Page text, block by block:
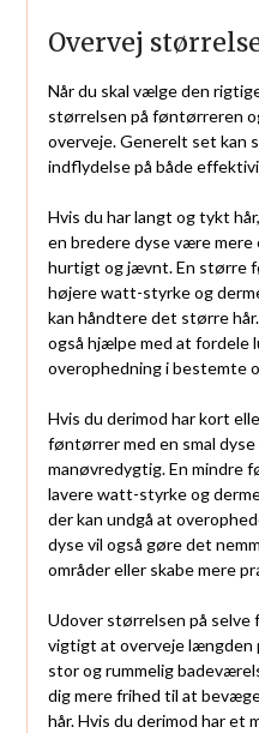
Overvej
Når du skal vælge den
størrelsen på føntørreren
overveje. Generelt set kan
indflydelse på både
Hvis du har langt og tykt
en bredere dyse være
hurtigt og jævnt. En større
højere watt-styrke og
kan håndtere det større
også hjælpe med at fordele
overophedning i bestemte
Hvis du derimod har kort
føntørrer med en smal
manøvredygtig. En mindre
lavere watt-styrke og
der kan undgå at
dyse vil også gøre det
områder eller skabe mere
Udover størrelsen på
vigtigt at overveje længden
stor og rummelig
dig mere frihed til at
hår. Hvis du derimod har et